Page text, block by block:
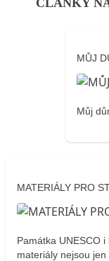
ČLÁNKY
MŮJ
Můj
MATERIÁLY PRO
Památka UNESCO
materiály nejsou